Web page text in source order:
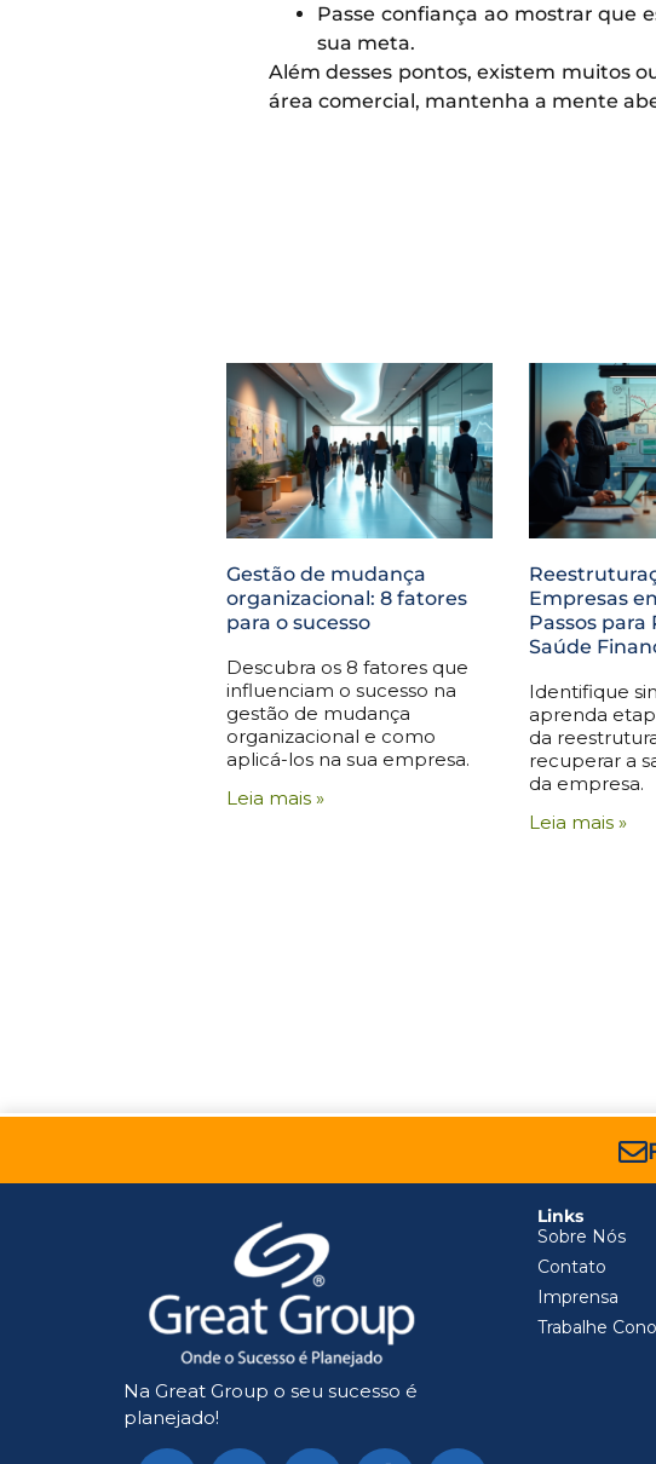
Passe confiança ao mostrar que
sua meta.
Além desses pontos, existem muitos
área comercial, mantenha a mente
Gestão de mudança
organizacional: 8 fatores
para o sucesso
Descubra os 8 fatores que
influenciam o sucesso na
gestão de mudança
organizacional e como
aplicá-los na sua empresa.
Leia mais »
Empresas
Passos para
Saúde
Identifique
aprenda
da
recuperar a
da empresa.
Leia mais »
Na Great Group o seu sucesso é
planejado!
Links
Sobre Nós
Contato
Imprensa
Trabalhe